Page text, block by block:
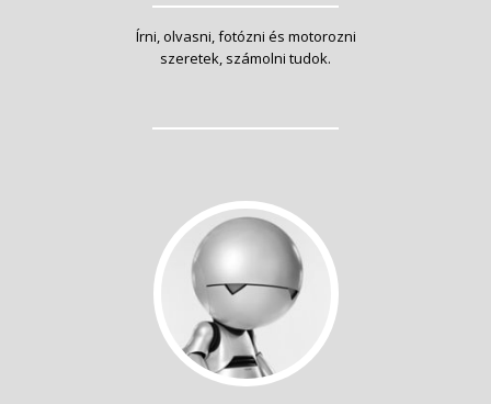
Írni, olvasni, fotózni és motorozni
szeretek, számolni tudok.